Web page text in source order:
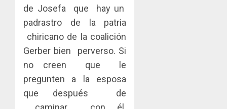
de Josefa que hay un
padrastro de la patria
chiricano de la coalición
Gerber bien perverso. Si
no creen que le
pregunten a la esposa
que después de